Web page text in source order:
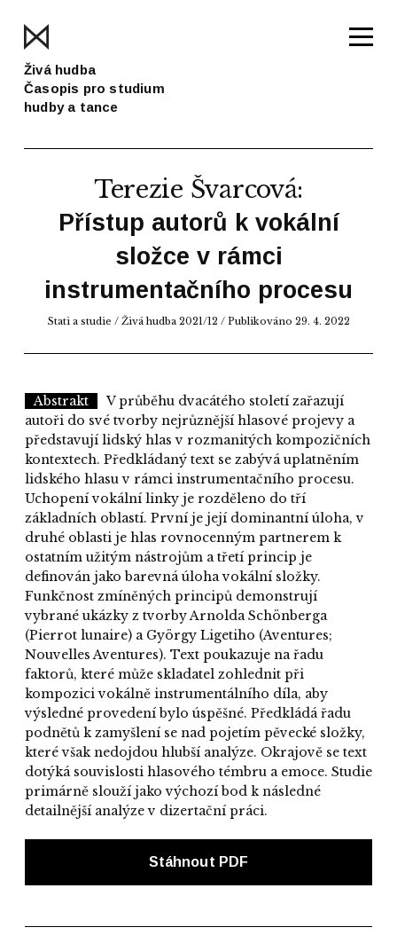
Živá hudba
Časopis pro studium
hudby a tance
Terezie Švarcová:
Přístup autorů k vokální
složce v rámci
instrumentačního procesu
Stati a studie / Živá hudba 2021/12 / Publikováno 29. 4. 2022
Abstrakt
V průběhu dvacátého století zařazují
autoři do své tvorby nejrůznější hlasové projevy a
představují lidský hlas v rozmanitých kompozičních
kontextech. Předkládaný text se zabývá uplatněním
lidského hlasu v rámci instrumentačního procesu.
Uchopení vokální linky je rozděleno do tří
základních oblastí. První je její dominantní úloha, v
druhé oblasti je hlas rovnocenným partnerem k
ostatním užitým nástrojům a třetí princip je
definován jako barevná úloha vokální složky.
Funkčnost zmíněných principů demonstrují
vybrané ukázky z tvorby Arnolda Schönberga
(Pierrot lunaire) a György Ligetiho (Aventures;
Nouvelles Aventures). Text poukazuje na řadu
faktorů, které může skladatel zohlednit při
kompozici vokálně instrumentálního díla, aby
výsledné provedení bylo úspěšné. Předkládá řadu
podnětů k zamyšlení se nad pojetím pěvecké složky,
které však nedojdou hlubší analýze. Okrajově se text
dotýká souvislosti hlasového témbru a emoce. Studie
primárně slouží jako výchozí bod k následné
detailnější analýze v dizertační práci.
Stáhnout PDF